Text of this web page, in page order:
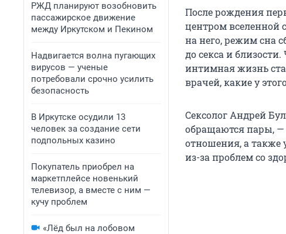
РЖД планируют возобновить
пассажирское движение
между Иркутском и Пекином
Надвигается волна пугающих
вирусов — ученые
потребовали срочно усилить
безопасность
В Иркутске осудили 13
человек за создание сети
подпольных казино
Покупатель приобрел на
маркетплейсе новенький
телевизор, а вместе с ним —
кучу проблем
«Лёд был на лобовом
После рождения
центром вселенной
на него, режим сна
до секса и
интимная жизнь
врачей, какие у
Сексолог Андрей
обращаются пары, —
отношения, а также
из-за проблем со